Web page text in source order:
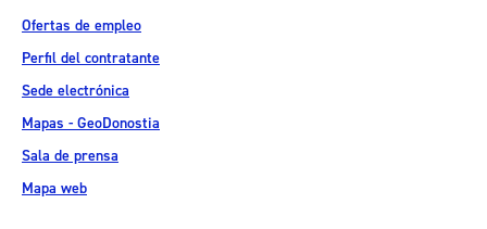
Ofertas de empleo
Perfil del contratante
Sede electrónica
Mapas - GeoDonostia
Sala de prensa
Mapa web